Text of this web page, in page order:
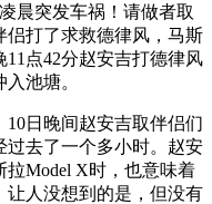
晨突发车祸！请做者取
侣打了求救德律风，马斯
点42分赵安吉打德律风
池塘。
日晚间赵安吉取伴侣们
过去了一个多小时。赵安
Model X时，也意味着
让人没想到的是，但没有